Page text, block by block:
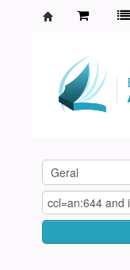
Agamenon
Magalhães